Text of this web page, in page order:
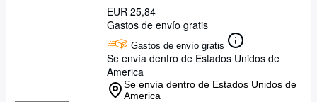
EUR 25,84
Gastos de envío gratis
Gastos de envío gratis
Se envía dentro de Estados Unidos de
America
Se envía dentro de Estados Unidos de
America